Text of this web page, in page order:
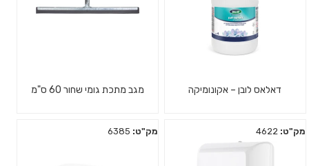
דאלאס לובן – אקונומיקה מגב מתכת גומי שחור 60 ס"מ
מק"ט: מק"ט: